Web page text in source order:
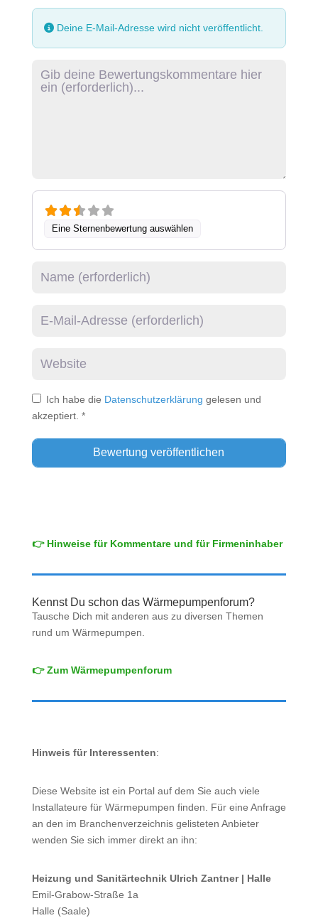
Deine E-Mail-Adresse wird nicht veröffentlicht.
Rezensionstext
Eine Sternenbewertung auswählen
Ich habe die Datenschutzerklärung gelesen und
akzeptiert. *
👉 Hinweise für Kommentare und für Firmeninhaber
Kennst Du schon das Wärmepumpenforum?
Tausche Dich mit anderen aus zu diversen Themen
rund um Wärmepumpen.
👉 Zum Wärmepumpenforum
Hinweis für Interessenten:
Diese Website ist ein Portal auf dem Sie auch viele
Installateure für Wärmepumpen finden. Für eine Anfrage
an den im Branchenverzeichnis gelisteten Anbieter
wenden Sie sich immer direkt an ihn:
Heizung und Sanitärtechnik Ulrich Zantner | Halle
Emil-Grabow-Straße 1a
Halle (Saale)